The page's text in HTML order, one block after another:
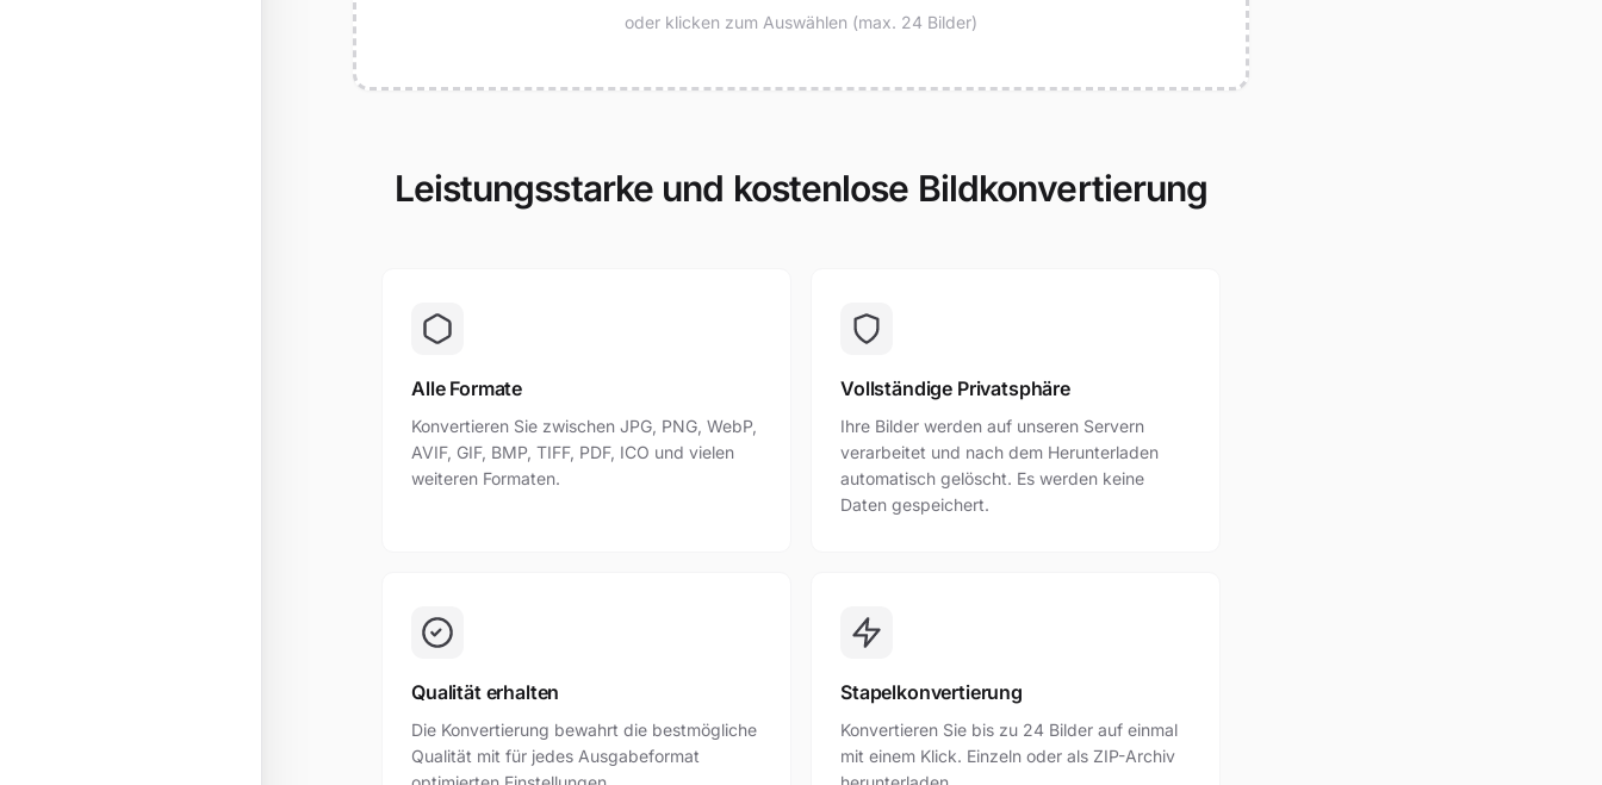
oder klicken zum Auswählen (max. 24 Bilder)
Leistungsstarke und kostenlose Bildkonvertierung
Alle Formate
Konvertieren Sie zwischen JPG, PNG, WebP,
AVIF, GIF, BMP, TIFF, PDF, ICO und vielen
weiteren Formaten.
Vollständige Privatsphäre
Ihre Bilder werden auf unseren Servern
verarbeitet und nach dem Herunterladen
automatisch gelöscht. Es werden keine
Daten gespeichert.
Qualität erhalten
Die Konvertierung bewahrt die bestmögliche
Qualität mit für jedes Ausgabeformat
Stapelkonvertierung
Konvertieren Sie bis zu 24 Bilder auf einmal
mit einem Klick. Einzeln oder als ZIP-Archiv